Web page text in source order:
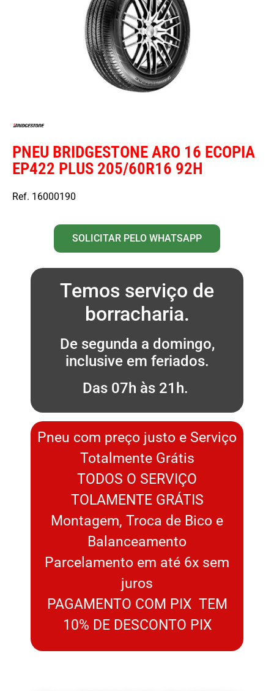
PNEU BRIDGESTONE ARO 16 ECOPIA
EP422 PLUS 205/60R16 92H
Ref. 16000190
SOLICITAR PELO WHATSAPP
Temos serviço de
borracharia.
De segunda a domingo,
inclusive em feriados.
Das 07h às 21h.
Pneu com preço justo e Serviço
Totalmente Grátis
TODOS O SERVIÇO
TOLAMENTE GRÁTIS
Montagem, Troca de Bico e
Balanceamento
Parcelamento em até 6x sem
juros
PAGAMENTO COM PIX TEM
10% DE DESCONTO PIX